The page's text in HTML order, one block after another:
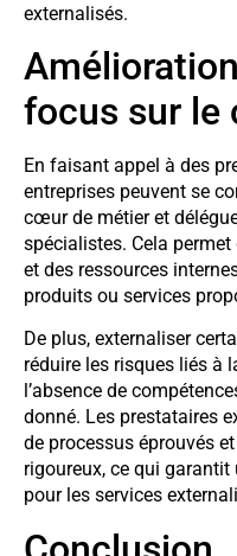
externalisés.
focus sur
En faisant appel à des
entreprises peuvent se
cœur de métier et
spécialistes. Cela
et des ressources
produits ou services
De plus, externaliser
réduire les risques liés à
l’absence de
donné. Les prestataires
de processus éprouvés
rigoureux, ce qui
pour les services